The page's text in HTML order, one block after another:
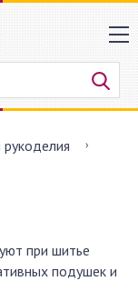
рукоделия
при шитье
подушек и